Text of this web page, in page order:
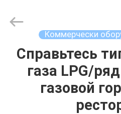
ДОМ
ПРОДУКТЫ
equipments
limited.
Reserved.
Коммерчески
Справьтесь
газа LPG/
газовой